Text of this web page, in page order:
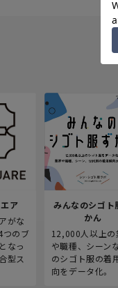
ア
がな
つのブ
なっ
型ス
みんなのシゴト
かん
12,000人以上の
や職種、シーン
のシゴト服の着
向をデータ化。